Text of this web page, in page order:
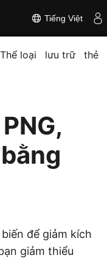
Tiếng Việt
Thể loại lưu trữ thẻ
để giảm kích
giảm thiểu